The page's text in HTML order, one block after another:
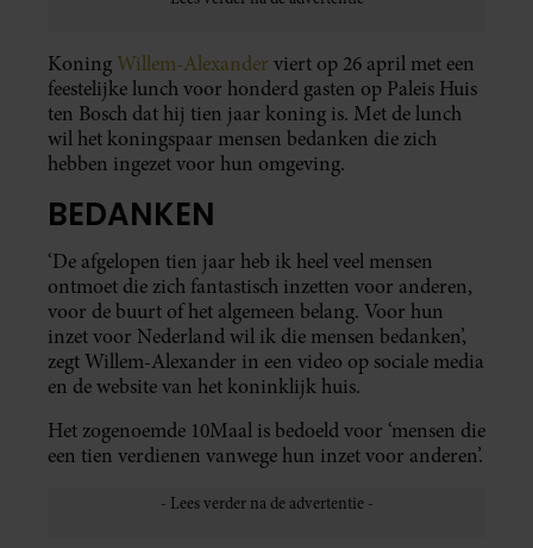
KoningWillem-Alexander viert op 26 april met een
feestelijke lunch voor honderd gasten op Paleis Huis
ten Bosch dat hij tien jaar koning is. Met de lunch
wil het koningspaar mensen bedanken die zich
hebben ingezet voor hun omgeving.
BEDANKEN
‘De afgelopen tien jaar heb ik heel veel mensen
ontmoet die zich fantastisch inzetten voor anderen,
voor de buurt of het algemeen belang. Voor hun
inzet voor Nederland wil ik die mensen bedanken’,
zegt Willem-Alexander in een video op sociale media
en de website van het koninklijk huis.
Het zogenoemde 10Maal is bedoeld voor ‘mensen die
een tien verdienen vanwege hun inzet voor anderen’.